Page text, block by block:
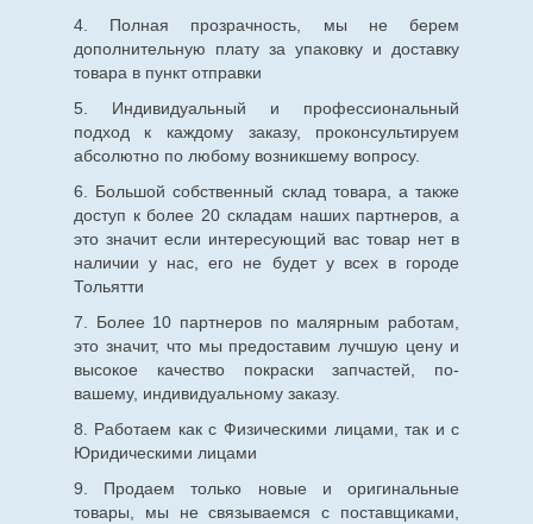
4. Полная прозрачность, мы не берем
дополнительную плату за упаковку и доставку
товара в пункт отправки
5. Индивидуальный и профессиональный
подход к каждому заказу, проконсультируем
абсолютно по любому возникшему вопросу.
6. Большой собственный склад товара, а также
доступ к более 20 складам наших партнеров, а
это значит если интересующий вас товар нет в
наличии у нас, его не будет у всех в городе
Тольятти
7. Более 10 партнеров по малярным работам,
это значит, что мы предоставим лучшую цену и
высокое качество покраски запчастей, по-
вашему, индивидуальному заказу.
8. Работаем как с Физическими лицами, так и с
Юридическими лицами
9. Продаем только новые и оригинальные
товары, мы не связываемся с поставщиками,